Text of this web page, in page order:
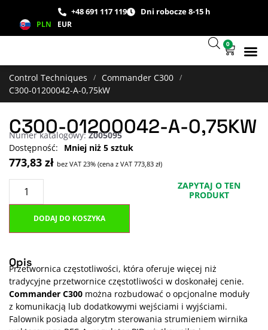
+48 691 117 119 Dni robocze 8-15 h
PLN EUR
0
Control Techniques / Commander C300 /
C300-01200042-A-0,75kW
C300-01200042-A-0,75KW
Numer katalogowy:Z005095
Mniej niż 5 sztuk
773,83 zł bez VAT 23% (cena z VAT 773,83 zł)
DODAJ DO KOSZYKA
ZAPYTAJ O TEN
PRODUKT
Opis
Przetwornica częstotliwości, która oferuje więcej niż
tradycyjne przetwornice częstotliwości w doskonałej cenie.
Commander C300 można rozbudować o opcjonalne moduły
z komunikacją lub dodatkowymi wejściami i wyjściami.
Falownik posiada algorytm sterowania strumieniem wirnika